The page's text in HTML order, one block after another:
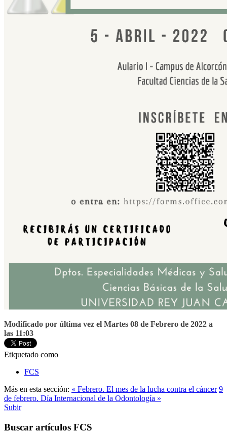
Modificado por última vez el Martes 08 de Febrero de 2022 a
las 11:03
Etiquetado como
FCS
Más en esta sección: « Febrero. El mes de la lucha contra el cáncer 9
de febrero. Día Internacional de la Odontología »
Subir
Buscar artículos FCS